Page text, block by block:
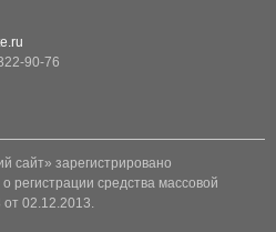
90-76
сайт» зарегистрировано
регистрации средства массовой
02.12.2013.